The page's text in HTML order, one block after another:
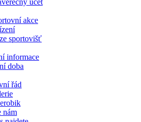
účet
akce
sportovišť
informace
doba
řád
nám